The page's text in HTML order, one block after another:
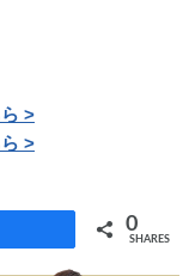
>
>
0
SHARES